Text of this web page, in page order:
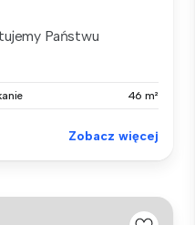
Państwu
46 m²
Zobacz więcej